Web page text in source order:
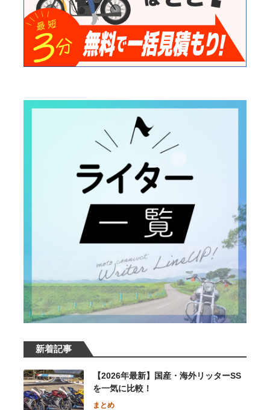
新着記事
【2026年最新】国産・海外リッターSS
を一気に比較！
まとめ